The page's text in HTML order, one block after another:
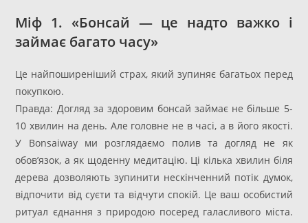
Міф 1. «Бонсай — це надто важко і
займає багато часу»
Це найпоширеніший страх, який зупиняє багатьох перед
покупкою.
Правда: Догляд за здоровим бонсай займає не більше 5-
10 хвилин на день. Але головне не в часі, а в його якості.
У Bonsaiway ми розглядаємо полив та догляд не як
обов’язок, а як щоденну медитацію. Ці кілька хвилин біля
дерева дозволяють зупинити нескінченний потік думок,
відпочити від суєти та відчути спокій. Це ваш особистий
ритуал єднання з природою посеред галасливого міста.